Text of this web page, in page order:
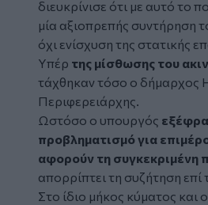
διευκρίνισε ότι με αυτό το
μία αξιοπρεπής συντήρηση
όχι ενίσχυση της στατικής
Υπέρ της μίσθωσης του
τάχθηκαν τόσο ο δήμαρχος
Περιφερειάρχης.
Ωστόσο ο υπουργός
προβληματισμό για
αφορούν τη συγκεκριμένη
απορρίπτει τη συζήτηση επί
Στο ίδιο μήκος κύματος και